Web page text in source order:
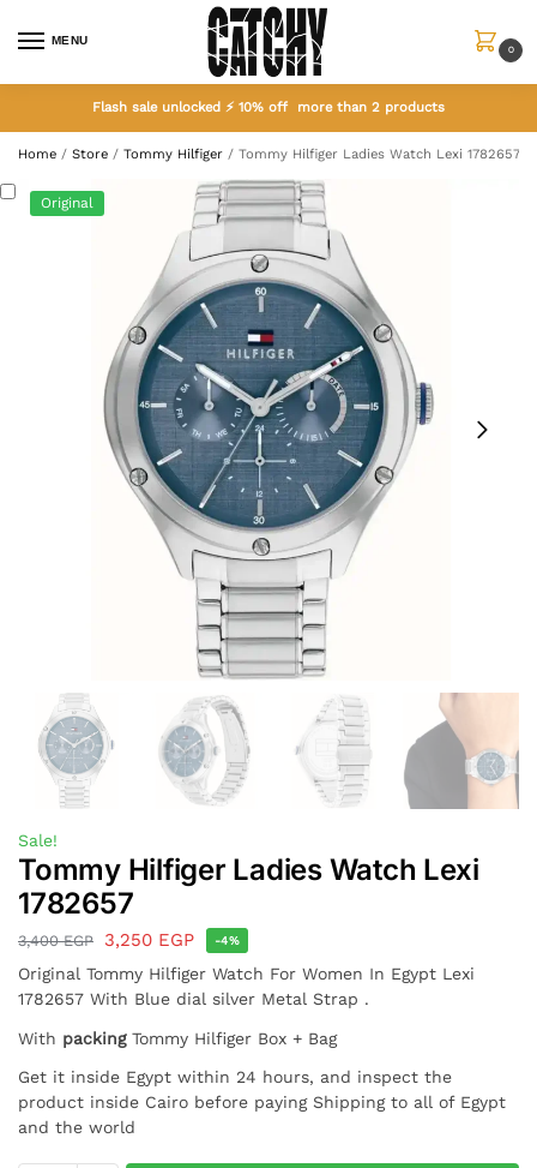
MENU
0
Flash sale unlocked ⚡ 10% off more than 2 products
Home / Store / Tommy Hilfiger / Tommy Hilfiger Ladies Watch Lexi 1782657
Original
Sale!
Tommy Hilfiger Ladies Watch Lexi
1782657
3,400EGP 3,250 EGP -4%
Original Tommy Hilfiger Watch For Women In Egypt Lexi
1782657 With Blue dial silver Metal Strap .
With packing Tommy Hilfiger Box + Bag
Get it inside Egypt within 24 hours, and inspect the
product inside Cairo before paying Shipping to all of Egypt
and the world